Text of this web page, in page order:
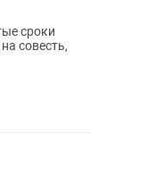
сроки
совесть,